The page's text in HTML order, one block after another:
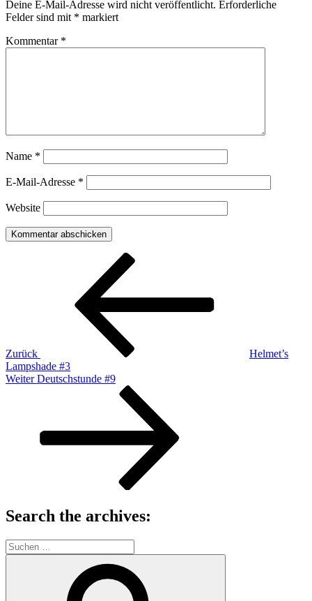
Deine E-Mail-Adresse wird nicht veröffentlicht. Erforderliche
Felder sind mit * markiert
Kommentar *
Name *
E-Mail-Adresse *
Website
Beitragsnavigation
Zurück
Helmet’s
Lampshade #3
Nächster
Weiter Deutschstunde #9
Search the archives:
Suche
nach: